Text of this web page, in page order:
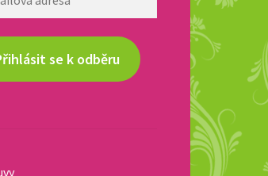
se k odběru